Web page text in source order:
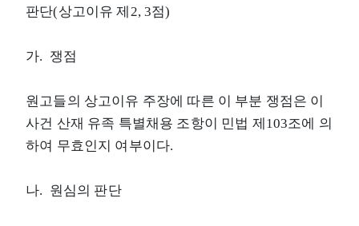
판단(상고이유 제2, 3점)
가. 쟁점
원고들의 상고이유 주장에 따른 이 부분 쟁점은 이
사건 산재 유족 특별채용 조항이 민법 제103조에 의
하여 무효인지 여부이다.
나. 원심의 판단